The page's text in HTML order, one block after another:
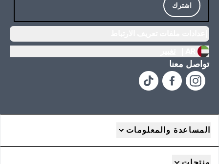
اشترك
تواصل معنا
المساعدة والمعلومات
منتجات